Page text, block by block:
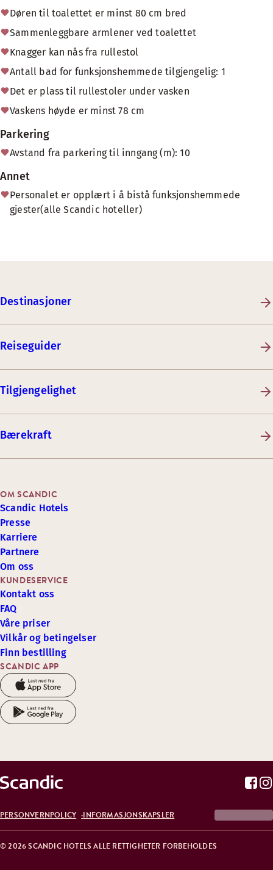
Døren til toalettet er minst 80 cm bred
Sammenleggbare armlener ved toalettet
Knagger kan nås fra rullestol
Antall bad for funksjonshemmede tilgjengelig: 1
Det er plass til rullestoler under vasken
Vaskens høyde er minst 78 cm
Parkering
Avstand fra parkering til inngang (m): 10
Annet
Personalet er opplært i å bistå funksjonshemmede
gjester(alle Scandic hoteller)
Destinasjoner
Reiseguider
Tilgjengelighet
Bærekraft
SCANDIC APP
KUNDESERVICE
Kontakt oss
FAQ
Våre priser
Vilkår og betingelser
Finn bestilling
OM SCANDIC
Scandic Hotels
Presse
Karriere
Partnere
Om oss
© 2026 SCANDIC HOTELS ALLE RETTIGHETER FORBEHOLDES
PERSONVERNPOLICY INFORMASJONSKAPSLER